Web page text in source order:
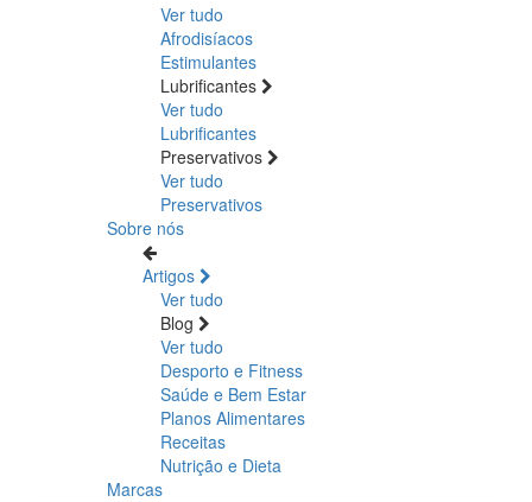
Ver tudo
Afrodisíacos
Estimulantes
Lubrificantes
Ver tudo
Lubrificantes
Preservativos
Ver tudo
Preservativos
Sobre nós
Artigos
Ver tudo
Blog
Ver tudo
Desporto e Fitness
Saúde e Bem Estar
Planos Alimentares
Receitas
Nutrição e Dieta
Marcas